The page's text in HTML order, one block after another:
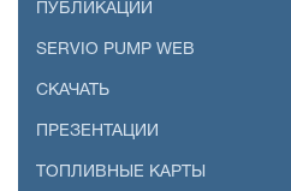
ПУБЛИКАЦИИ
SERVIO PUMP WEB
СКАЧАТЬ
ПРЕЗЕНТАЦИИ
ТОПЛИВНЫЕ КАРТЫ